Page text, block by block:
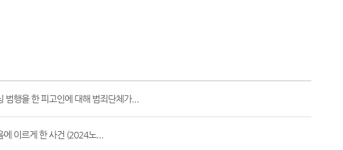
행을 한 피고인에 대해 범죄단체가...
이르게 한 사건 (2024노...